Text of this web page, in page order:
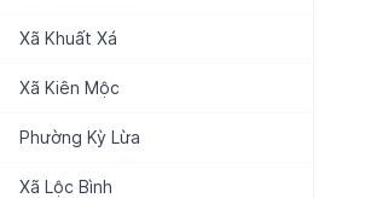
Xã Khuất Xá
Xã Kiên Mộc
Phường Kỳ Lừa
Xã Lộc Bình